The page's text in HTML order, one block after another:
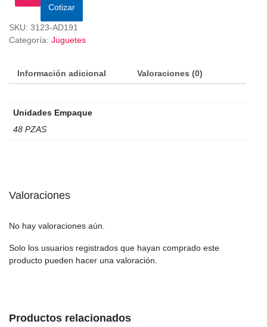
Cotizar
SKU: 3123-AD191
Categoría: Juguetes
Información adicional Valoraciones (0)
Unidades Empaque
48 PZAS
Valoraciones
No hay valoraciones aún.
Solo los usuarios registrados que hayan comprado este
producto pueden hacer una valoración.
Productos relacionados